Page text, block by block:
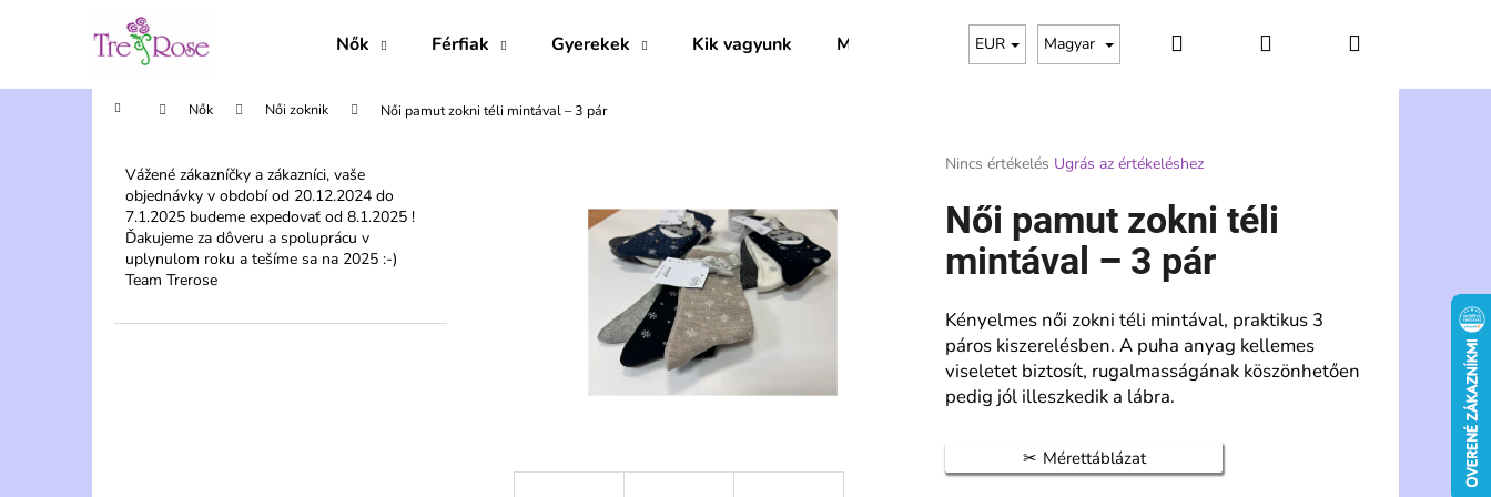
Nők Férfiak Gyerekek Kik vagyunk Márkák EUR Magyar Keresés Bejelentkezés
Kosár
KezdőlapNők Női zoknik Női pamut zokni téli mintával – 3 pár
Vážené zákazníčky a zákazníci, vaše
objednávky v období od 20.12.2024 do
7.1.2025 budeme expedovať od 8.1.2025 !
Ďakujeme za dôveru a spoluprácu v
uplynulom roku a tešíme sa na 2025 :-)
Team Trerose
A
átlagos
értékelése
ből
csillag.
Nincs értékelés Ugrás az értékeléshez
Női pamut zokni téli
mintával – 3 pár
Kényelmes női zokni téli mintával, praktikus 3
páros kiszerelésben. A puha anyag kellemes
viseletet biztosít, rugalmasságának köszönhetően
pedig jól illeszkedik a lábra.
Mérettáblázat
Vissza
a boltba
Vissza
a boltba
Mit keres?
KERESÉS
Ajánljuk